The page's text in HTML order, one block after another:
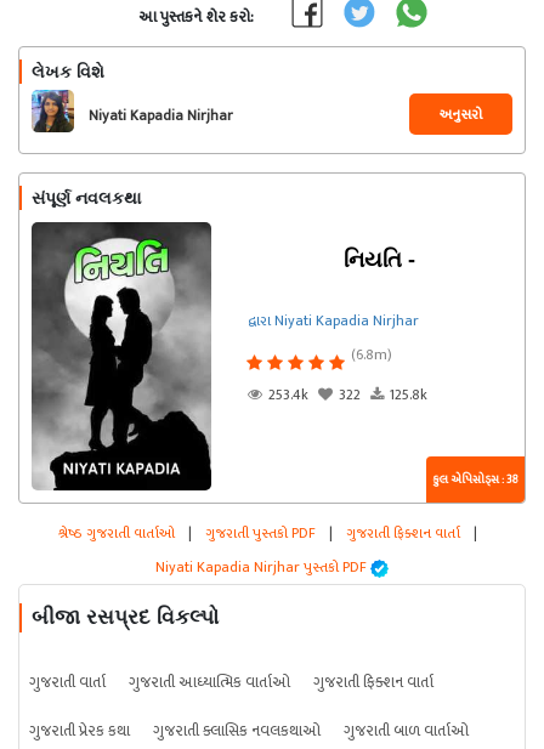
આ પુસ્તકને શેર કરો:
લેખક વિશે
Niyati Kapadia Nirjhar અનુસરો
સંપૂર્ણ નવલકથા
નિયતિ -
દ્વારા Niyati Kapadia Nirjhar
(6.8m)
253.4k
322 125.8k
કુલ એપિસોડ્સ : 38
શ્રેષ્ઠ ગુજરાતી વાર્તાઓ | ગુજરાતી પુસ્તકો PDF | ગુજરાતી ફિક્શન વાર્તા |
Niyati Kapadia Nirjhar પુસ્તકો PDF
બીજા રસપ્રદ વિકલ્પો
ગુજરાતી વાર્તા ગુજરાતી આધ્યાત્મિક વાર્તાઓ
ગુજરાતી ફિક્શન વાર્તા
ગુજરાતી પ્રેરક કથા
ગુજરાતી ક્લાસિક નવલકથાઓ ગુજરાતી બાળ વાર્તાઓ